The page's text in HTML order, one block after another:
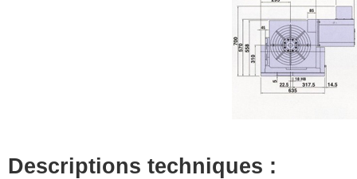
Descriptions techniques :